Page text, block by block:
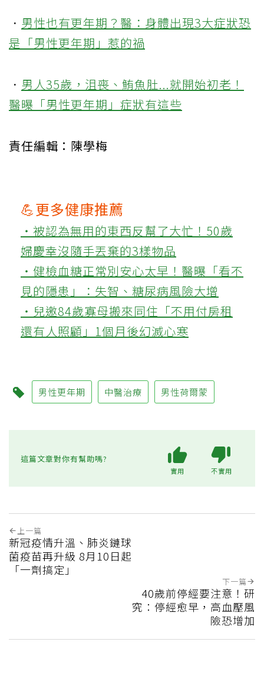
． 男性也有更年期？醫：身體出現3大症狀恐
是「男性更年期」惹的禍
． 男人35歲，沮喪、鮪魚肚...就開始初老！
醫曝「男性更年期」症狀有這些
責任編輯：陳學梅
💪更多健康推薦
‧被認為無用的東西反幫了大忙！50歲
婦慶幸沒隨手丟棄的3樣物品
‧健檢血糖正常別安心太早！醫曝「看不
見的隱患」：失智、糖尿病風險大增
‧兒邀84歲寡母搬來同住「不用付房租
還有人照顧」1個月後幻滅心寒
男性更年期 中醫治療 男性荷爾蒙
這篇文章對你有幫助嗎?
實用 不實用
上一篇
新冠疫情升溫、肺炎鏈球
菌疫苗再升級 8月10日起
「一劑搞定」
下一篇
40歲前停經要注意！研
究：停經愈早，高血壓風
險恐增加